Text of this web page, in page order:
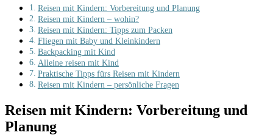
Reisen mit Kindern: Vorbereitung und Planung
Reisen mit Kindern – wohin?
Reisen mit Kindern: Tipps zum Packen
Fliegen mit Baby und Kleinkindern
Backpacking mit Kind
Alleine reisen mit Kind
Praktische Tipps fürs Reisen mit Kindern
Reisen mit Kindern – persönliche Fragen
Reisen mit Kindern: Vorbereitung und
Planung